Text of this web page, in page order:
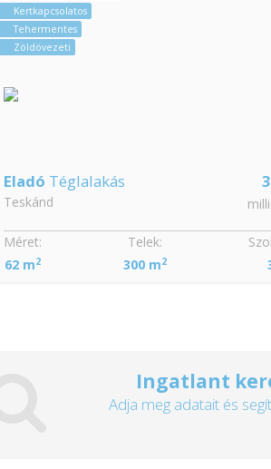
Kertkapcsolatos
Tehermentes
Zöldövezeti
Eladó Téglalakás
Teskánd
Méret:
62 m2
Telek:
300 m2
Ingatlant
Adja meg adatait és